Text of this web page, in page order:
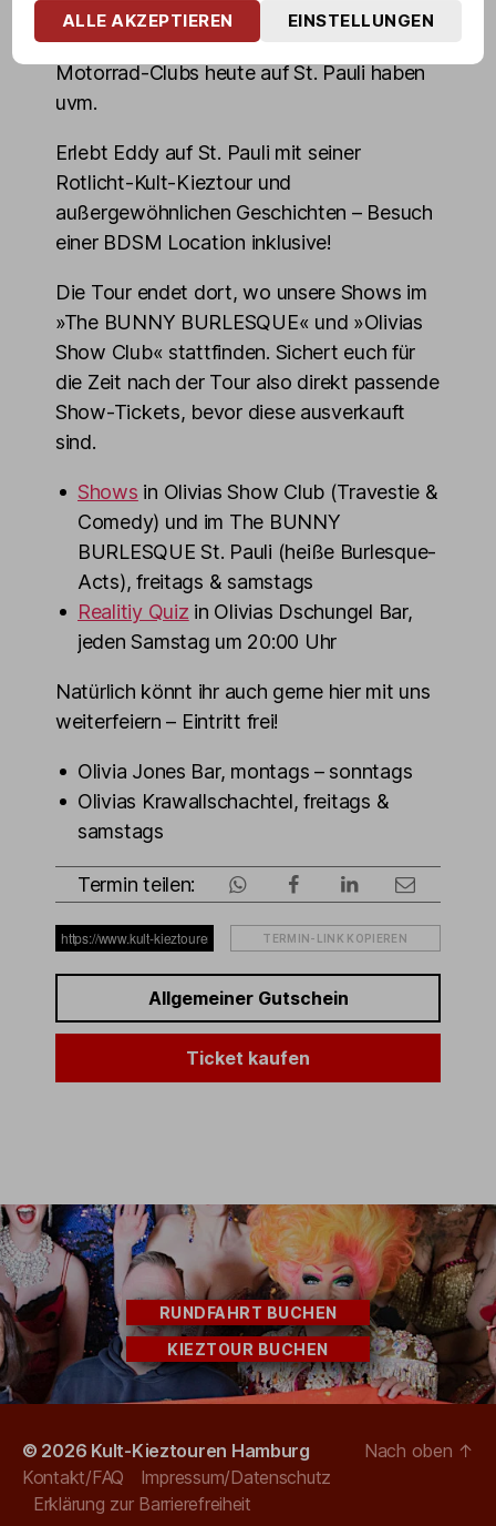
man überhaupt in eine Motorrad-Gang
aufgenommen wird, welche Bedeutung
Motorrad-Clubs heute auf St. Pauli haben
uvm.
Erlebt Eddy auf St. Pauli mit seiner
Rotlicht-Kult-Kieztour und
außergewöhnlichen Geschichten – Besuch
einer BDSM Location inklusive!
Die Tour endet dort, wo unsere Shows im
»The BUNNY BURLESQUE« und »Olivias
Show Club« stattfinden. Sichert euch für
die Zeit nach der Tour also direkt passende
Show-Tickets, bevor diese ausverkauft
sind.
Shows in Olivias Show Club (Travestie &
Comedy) und im The BUNNY
BURLESQUE St. Pauli (heiße Burlesque-
Acts), freitags & samstags
Realitiy Quiz in Olivias Dschungel Bar,
jeden Samstag um 20:00 Uhr
Natürlich könnt ihr auch gerne hier mit uns
weiterfeiern – Eintritt frei!
Olivia Jones Bar, montags – sonntags
Olivias Krawallschachtel, freitags &
samstags
Termin teilen:
TERMIN-LINK KOPIEREN
Allgemeiner Gutschein
Ticket kaufen
RUNDFAHRT BUCHEN
KIEZTOUR BUCHEN
© 2026 Kult-Kieztouren Hamburg
Kontakt/FAQ
Impressum/Datenschutz
Erklärung zur Barrierefreiheit
Nach oben ↑
ALLE AKZEPTIEREN EINSTELLUNGEN